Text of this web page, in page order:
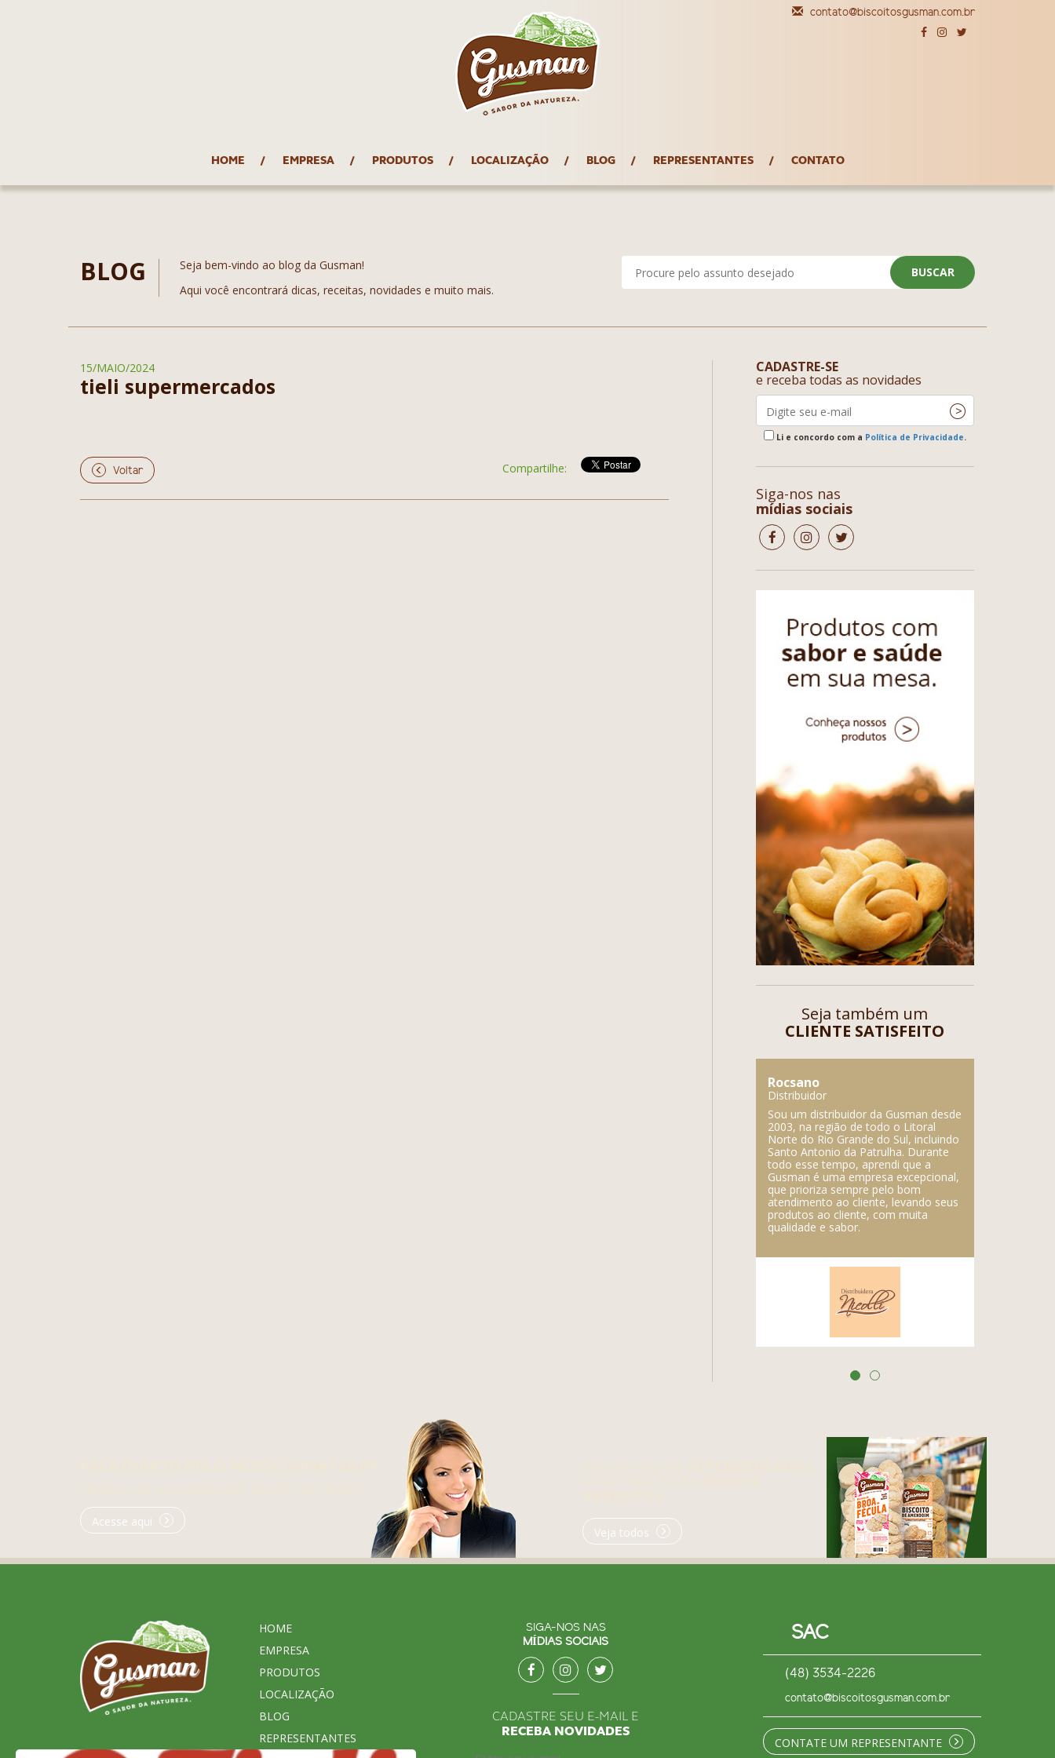
contato@biscoitosgusman.com.br
HOME EMPRESA PRODUTOS LOCALIZAÇÃO BLOG REPRESENTANTES CONTATO
BLOG
Seja bem-vindo ao blog da Gusman!
Aqui você encontrará dicas, receitas, novidades e muito mais.
BUSCAR
15/MAIO/2024
tieli supermercados
Voltar Compartilhe:
CADASTRE-SE
e receba todas as novidades
Li e concordo com a Política de Privacidade.
Siga-nos nas
mídias sociais
Seja também um
CLIENTE SATISFEITO
Rocsano
Distribuidor
Sou um distribuidor da Gusman desde
2003, na região de todo o Litoral
Norte do Rio Grande do Sul, incluindo
Santo Antonio da Patrulha. Durante
todo esse tempo, aprendi que a
Gusman é uma empresa excepcional,
que prioriza sempre pelo bom
atendimento ao cliente, levando seus
produtos ao cliente, com muita
qualidade e sabor.
Acesse aqui
Veja todos
HOME
EMPRESA
PRODUTOS
LOCALIZAÇÃO
BLOG
REPRESENTANTES
SIGA-NOS NAS
MÍDIAS SOCIAIS
CADASTRE SEU E-MAIL E
RECEBA NOVIDADES
SAC
(48) 3534-2226
contato@biscoitosgusman.com.br
CONTATE UM REPRESENTANTE